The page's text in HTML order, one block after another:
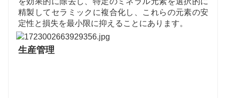
精製してセラミックに複合化し、これらの元素の安
定性と損失を最小限に抑えることにあります。
生産管理